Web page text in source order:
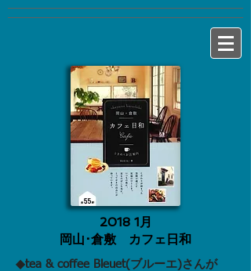
2018 1月
岡山･倉敷 カフェ日和
◆​tea & coffee Bleuet(ブルーエ)さんが